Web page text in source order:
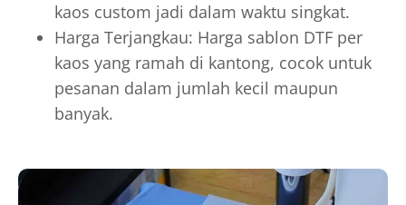
kaos custom jadi dalam waktu singkat.
Harga Terjangkau: Harga sablon DTF per
kaos yang ramah di kantong, cocok untuk
pesanan dalam jumlah kecil maupun
banyak.